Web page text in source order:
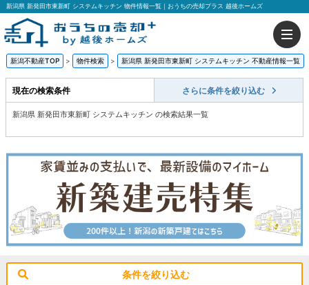
新潟県 新発田市東新町 システムキッチン 物件情報一覧｜おうちの売却プラス 越後ホームズ
新潟不動産TOP > 物件検索 > 新潟県 新発田市東新町 システムキッチン 不動産情報一覧
現在の検索条件 さらに条件を絞り込む
新潟県 新発田市東新町 システムキッチン の検索結果一覧
条件を絞り込む